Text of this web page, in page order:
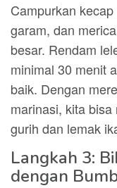
Campurkan
garam, dan
besar. Rendam
minimal 30 menit
baik. Dengan
marinasi, kita
gurih dan lemak
Langkah 3:
dengan